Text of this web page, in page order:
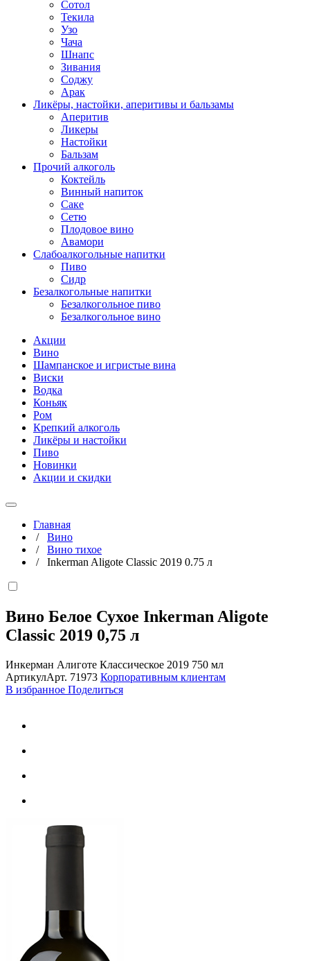
Сотол
Текила
Узо
Чача
Шнапс
Зивания
Соджу
Арак
Ликёры, настойки, аперитивы и бальзамы
Аперитив
Ликеры
Настойки
Бальзам
Прочий алкоголь
Коктейль
Винный напиток
Саке
Сетю
Плодовое вино
Авамори
Слабоалкогольные напитки
Пиво
Сидр
Безалкогольные напитки
Безалкогольное пиво
Безалкогольное вино
Акции
Вино
Шампанское и игристые вина
Виски
Водка
Коньяк
Ром
Крепкий алкоголь
Ликёры и настойки
Пиво
Новинки
Акции и скидки
Главная
/ Вино
/ Вино тихое
/ Inkerman Aligote Classic 2019 0.75 л
Вино Белое Сухое Inkerman Aligote
Classic 2019 0,75 л
Инкерман Алиготе Классическое 2019 750 мл
АртикулАрт. 71973 Корпоративным клиентам
В избранное Поделиться